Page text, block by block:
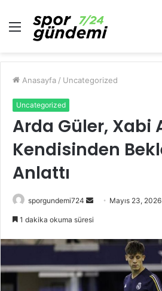
Menü
Anasayfa / Uncategorized
Uncategorized
Arda Güler, Xabi
Kendisinden
Anlattı
sporgundemi724
Bir
göndermek
Mayıs 23, 2026
1 dakika okuma süresi